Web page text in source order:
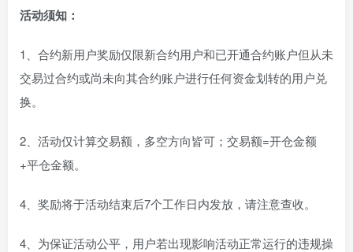
活动须知：
1、合约新用户奖励仅限新合约用户和已开通合约账户但从未
交易过合约或尚未向其合约账户进行任何资金划转的用户兑
换。
2、活动仅计算交易额，多空方向皆可；交易额=开仓金额
+平仓金额。
4、奖励将于活动结束后7个工作日内发放，请注意查收。
4、为保证活动公平，用户若出现影响活动正常运行的违规操